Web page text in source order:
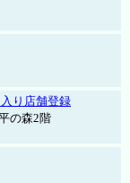
り店舗登録
の森2階